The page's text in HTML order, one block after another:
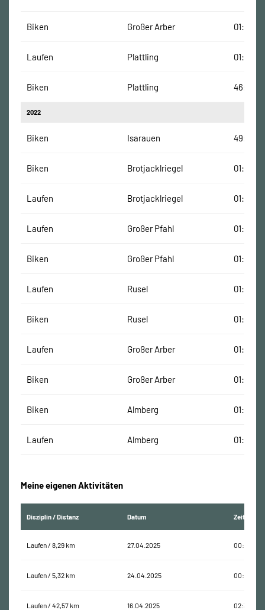
Biken Großer Arber
Laufen Plattling
Biken Plattling 46:34
2022
Biken Isarauen 49:04
Biken Brotjacklriegel
Laufen Brotjacklriegel
Laufen Großer Pfahl
Biken Großer Pfahl
Laufen Rusel
Biken Rusel
Laufen Großer Arber
Biken Großer Arber
Biken Almberg
Laufen Almberg
Meine eigenen Aktivitäten
Disziplin / Distanz Datum Zeit
Laufen / 8,29 km 27.04.2025 00:49:33
Laufen / 5,32 km 24.04.2025 00:30:16
Laufen / 42,57 km 16.04.2025 02:30:45